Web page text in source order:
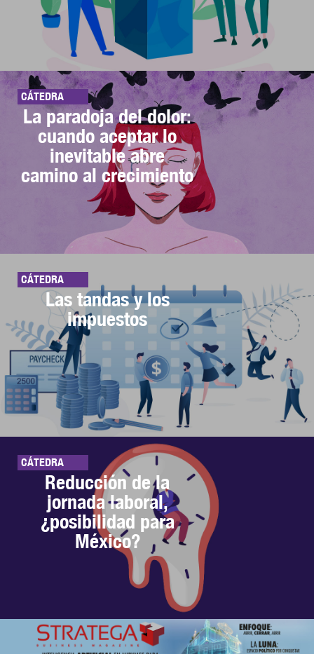
CÁTEDRA
La paradoja del dolor:
cuando aceptar lo
inevitable abre
camino al crecimiento
CÁTEDRA
Las tandas y los
impuestos
CÁTEDRA
Reducción de la
jornada laboral,
¿posibilidad para
México?